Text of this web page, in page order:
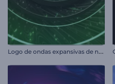
L
ogo de ondas expansivas de neón